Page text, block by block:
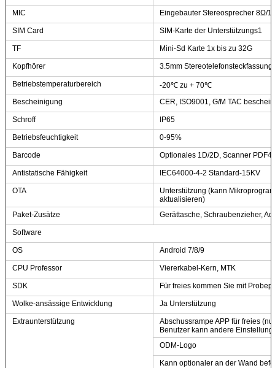
MIC Eingebauter Stereosprecher 8Ω/
SIM Card SIM-Karte der Unterstützungs1
TF Mini-Sd Karte 1x bis zu 32G
Kopfhörer 3.5mm Stereotelefonsteckfassung
Betriebstemperaturbereich
-20℃ zu + 70℃
Bescheinigung
CER, ISO9001, G/M TAC
Schroff IP65
Betriebsfeuchtigkeit 0-95%
Barcode Optionales 1D/2D, Scanner
Antistatische Fähigkeit IEC64000-4-2 Standard-15KV
OTA
Unterstützung (kann
aktualisieren)
Paket-Zusätze
Gerättasche, Schraubenzieher,
Software
OS Android 7/8/9
CPU Professor Viererkabel-Kern, MTK
SDK Für freies kommen Sie mit
Wolke-ansässige Entwicklung Ja Unterstützung
Extraunterstützung
Abschussrampe APP für freies
Benutzer kann andere
ODM-Logo
Kann optionaler an der Wand